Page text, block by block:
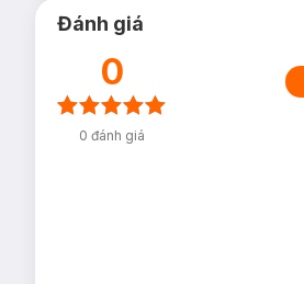
Đánh giá
0
0 đánh giá